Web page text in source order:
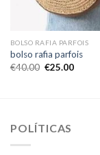
BOLSO RAFIA PARFOIS
bolso rafia parfois
€40.00 €25.00
POLÍTICAS